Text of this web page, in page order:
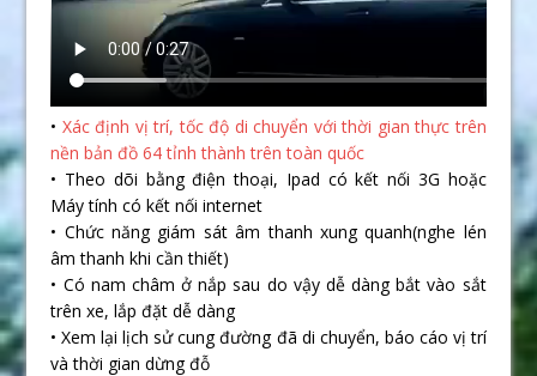
• Xác định vị trí, tốc độ di chuyển với thời gian thực trên
nền bản đồ 64 tỉnh thành trên toàn quốc
• Theo dõi bằng điện thoại, Ipad có kết nối 3G hoặc
Máy tính có kết nối internet
• Chức năng giám sát âm thanh xung quanh(nghe lén
âm thanh khi cần thiết)
• Có nam châm ở nắp sau do vậy dễ dàng bắt vào sắt
trên xe, lắp đặt dễ dàng
• Xem lại lịch sử cung đường đã di chuyển, báo cáo vị trí
và thời gian dừng đỗ